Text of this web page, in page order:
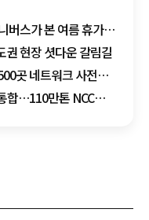
버스가 본 여름 휴가
현장 셧다운 갈림길
곳 네트워크 사전
합…110만톤 NCC